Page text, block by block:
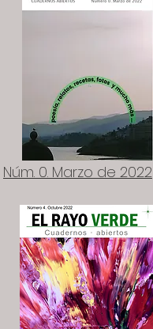
Núm. 0. Marzo de 2022